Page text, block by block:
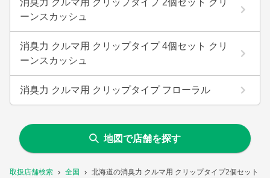
取扱店舗検索 全国 北海道の消臭力 クルマ用 クリップタイプ2個セット
消臭力 クルマ用 クリップタイプ 2個セット クリ
ーンスカッシュ
消臭力 クルマ用 クリップタイプ 4個セット クリ
ーンスカッシュ
消臭力 クルマ用 クリップタイプ フローラル
地図で店舗を探す